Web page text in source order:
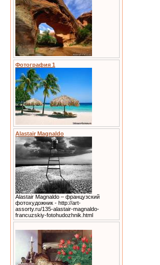
Фотография 1
Alastair Magnaldo
Alastair Magnaldo – французский
фотохудожник - http://art-
assorty.ru/135-alastair-magnaldo-
francuzskiy-fotohudozhnik.html